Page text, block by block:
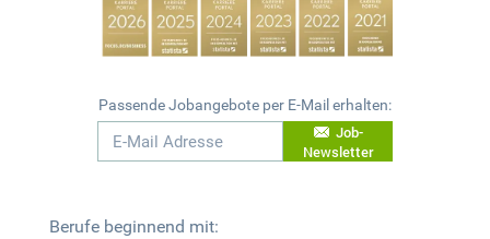
Passende Jobangebote per E-Mail erhalten:
Job-
Newsletter
Berufe beginnend mit: